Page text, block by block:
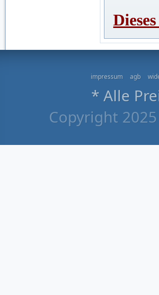
impressum agb
* Alle
Copyright